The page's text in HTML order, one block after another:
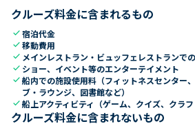
クルーズ料金に含まれるもの
check宿泊代金
check移動費用
check メインレストラン・ビュッフェレストランで
check ショー、イベント等のエンターテイメント
check船内での施設使用料（フィットネスセンター
ブ・ラウンジ、図書館など）
check船上アクティビティ（ゲーム、クイズ、クラフ
クルーズ料金に含まれないもの